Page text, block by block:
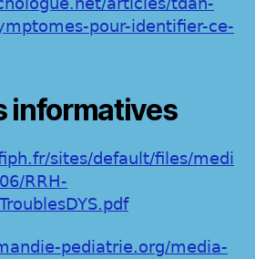
pour-identifier-ce-
informatives
sites/default/files/medi
RRH-
pediatrie.org/media-